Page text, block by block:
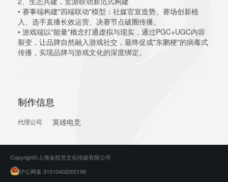
• 赛事端构建"四端联动"模型：社媒官宣造势、赛场创新植
入、选手直播长效运营、决赛节点破圈传播。
• 游戏端以"能量"概念打通虚拟与现实，通过PGC+UGC内容
裂变，让品牌自然融入游戏社交，最终促成"东鹏梗"的病毒式
传播，实现品牌与游戏文化的深度绑定。
制作信息
代理公司 英雄电竞
Copyright©上海金投赏文化传媒有限公司
沪公网备 31010402000199